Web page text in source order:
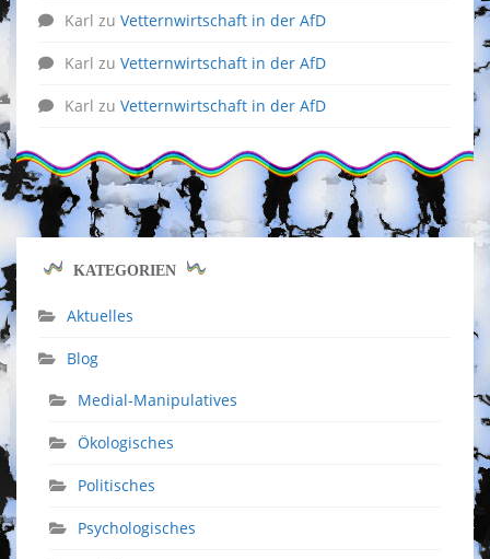
Karl zu Vetternwirtschaft in der AfD
Karl zu Vetternwirtschaft in der AfD
Karl zu Vetternwirtschaft in der AfD
KATEGORIEN
Aktuelles
Blog
Medial-Manipulatives
Ökologisches
Politisches
Psychologisches